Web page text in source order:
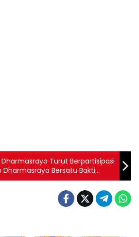
Dharmasraya Turut Berpartisipasi
Dharmasraya Bersatu Bakti